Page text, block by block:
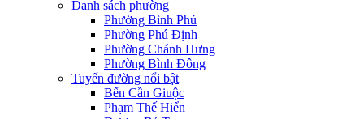
Danh sách phường
Phường Bình Phú
Phường Phú Định
Phường Chánh Hưng
Phường Bình Đông
Tuyến đường nổi bật
Bến Cần Giuộc
Phạm Thế Hiển